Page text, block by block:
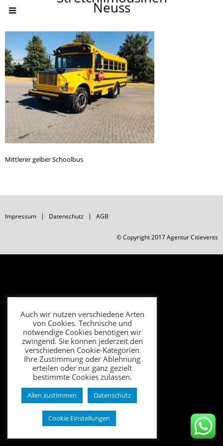
Neuss
Mittlerer gelber Schoolbus
Impressum Datenschutz AGB
© Copyright 2017 Agentur Citievents
Auch wir nutzen verschiedene Arten
von Cookies. Technische und
notwendige Cookies benötigen wir
zwingend. Sie können jederzeit den
verschiedenen Cookie-Kategorien
Ihre Zustimmung oder Ablehnung
erteilen oder nur ganz gezielt
bestimmte Cookies zulassen.
Allen zustimmen Datenschutz
Cookie Einstellungen